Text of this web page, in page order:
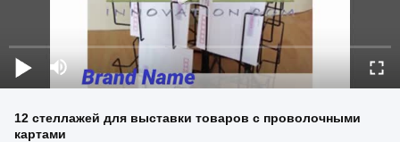
12 стеллажей для выставки товаров с проволочными
картами